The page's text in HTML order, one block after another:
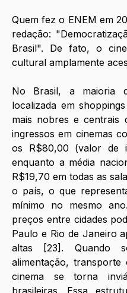
Quem fez o ENEM em
redação:
Brasil". De fato, o
cultural amplamente
No Brasil, a maioria
localizada em
mais nobres e centrais
ingressos em cinemas
os R$80,00 (valor de
enquanto a média
R$19,70 em todas as
o país, o que
mínimo no mesmo
preços entre cidades
Paulo e Rio de Janeiro
altas [23]. Quando
alimentação,
cinema se torna
brasileiras. Essa